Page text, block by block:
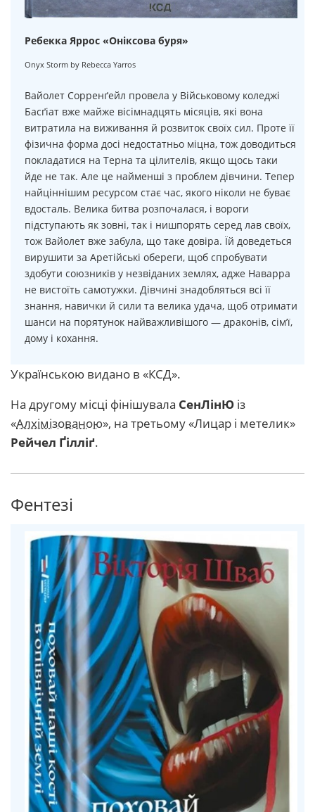
Ребекка Яррос «Оніксова буря»
Onyx Storm by Rebecca Yarros
Вайолет Сорренґейл провела у Військовому коледжі
Басґіат вже майже вісімнадцять місяців, які вона
витратила на виживання й розвиток своїх сил. Проте її
фізична форма досі недостатньо міцна, тож доводиться
покладатися на Терна та цілителів, якщо щось таки
йде не так. Але це найменші з проблем дівчини. Тепер
найціннішим ресурсом стає час, якого ніколи не буває
вдосталь. Велика битва розпочалася, і вороги
підступають як зовні, так і нишпорять серед лав своїх,
тож Вайолет вже забула, що таке довіра. Їй доведеться
вирушити за Аретійські обереги, щоб спробувати
здобути союзників у незвіданих землях, адже Наварра
не вистоїть самотужки. Дівчині знадобляться всі її
знання, навички й сили та велика удача, щоб отримати
шанси на порятунок найважливішого — драконів, сім’ї,
дому і кохання.
Українською видано в «КСД».
На другому місці фінішувала СенЛінЮ із
«Алхімізованою», на третьому «Лицар і метелик»
Рейчел Ґілліґ.
Фентезі